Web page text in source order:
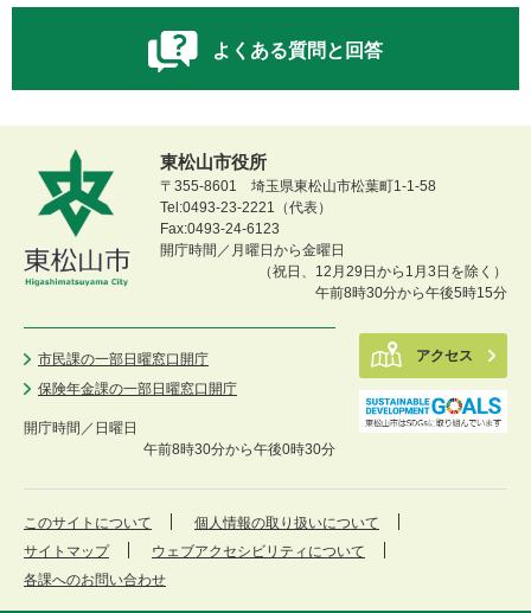
よくある質問と回答
東松山市役所
〒355-8601 埼玉県東松山市松葉町1-1-58
Tel:0493-23-2221（代表）
Fax:0493-24-6123
開庁時間／月曜日から金曜日
（祝日、12月29日から1月3日を除く）
午前8時30分から午後5時15分
市民課の一部日曜窓口開庁
保険年金課の一部日曜窓口開庁
開庁時間／ 日曜日
午前8時30分から午後0時30分
アクセス
このサイトについて
個人情報の取り扱いについて
サイトマップ
ウェブアクセシビリティについて
各課へのお問い合わせ